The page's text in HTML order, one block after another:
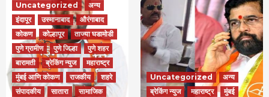
Uncategorized
अन्य
इंदापूर
उस्मानाबाद
औरंगाबाद
कोकण
कोल्हापूर
ताज्या घडामोडी
पुणे ग्रामीण
पुणे जिल्हा
पुणे शहर
बारामती
ब्रेकिंग न्युज
महाराष्ट्र
मुंबई आणि कोकण
राजकीय
शहरे
संपादकीय
सातारा
सामाजिक
Uncategorized
अन्य
ब्रेकिंग न्युज
महाराष्ट्र
मुंबई